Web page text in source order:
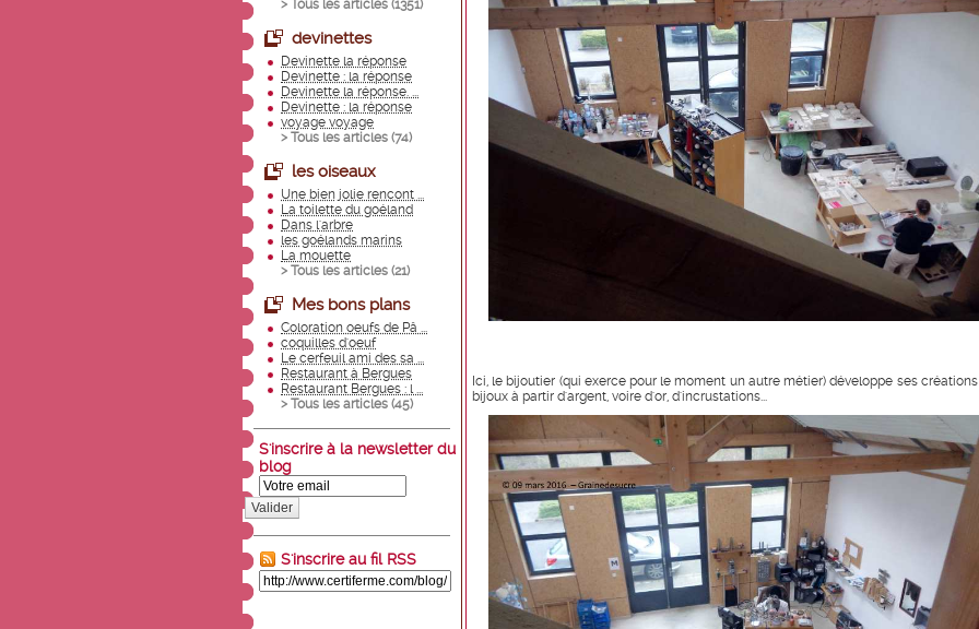
> Tous les articles (1351)
devinettes
Devinette la réponse
Devinette : la réponse
Devinette la réponse. ...
Devinette : la réponse
voyage voyage
> Tous les articles (74)
les oiseaux
Une bien jolie rencont ...
La toilette du goéland
Dans l'arbre
les goélands marins
La mouette
> Tous les articles (21)
Mes bons plans
Coloration oeufs de Pâ ...
coquilles d'oeuf
Le cerfeuil ami des sa ...
Restaurant à Bergues
Restaurant Bergues : l ...
> Tous les articles (45)
S'inscrire à la newsletter du
blog
Valider
S'inscrire au fil RSS
Ici, le bijoutier (qui exerce pour le moment un autre métier) développe ses
bijoux à partir d'argent, voire d'or, d'incrustations...